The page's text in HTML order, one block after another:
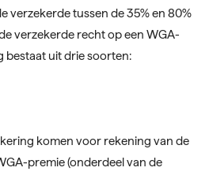
verzekerde tussen de 35% en 80%
verzekerde recht op een WGA-
bestaat uit drie soorten:
komen voor rekening van de
premie (onderdeel van de